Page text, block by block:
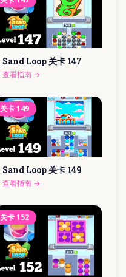
Sand Loop 关卡 147
查看指南 →
关卡149
Sand Loop 关卡 149
查看指南 →
关卡152